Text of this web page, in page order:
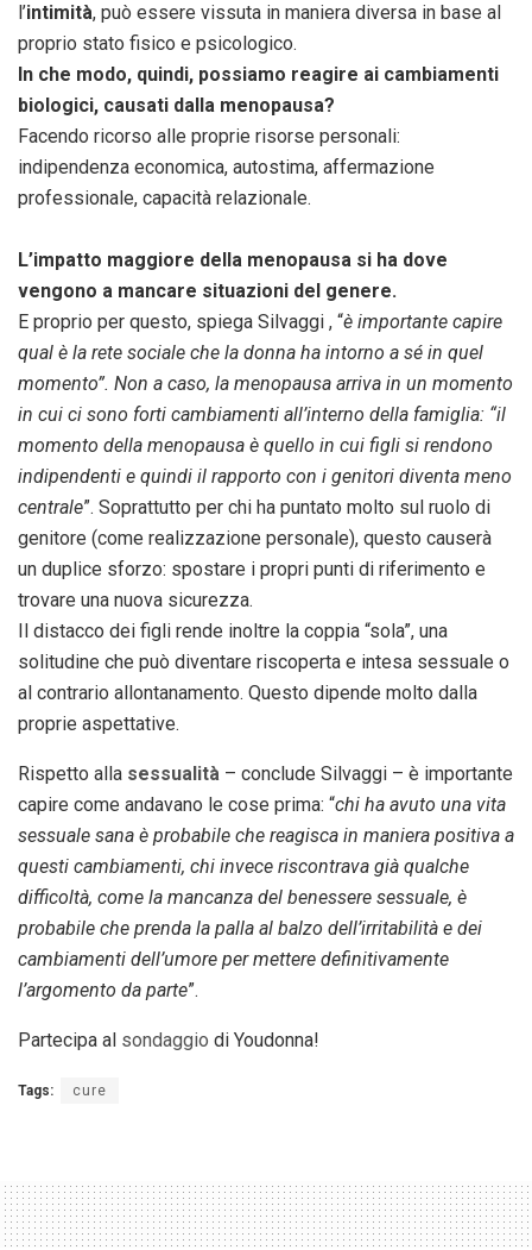
l’intimità, può essere vissuta in maniera diversa in base al
proprio stato fisico e psicologico.
In che modo, quindi, possiamo reagire ai cambiamenti
biologici, causati dalla menopausa?
Facendo ricorso alle proprie risorse personali:
indipendenza economica, autostima, affermazione
professionale, capacità relazionale.
L’impatto maggiore della menopausa si ha dove
vengono a mancare situazioni del genere.
E proprio per questo, spiega Silvaggi , “è importante capire
qual è la rete sociale che la donna ha intorno a sé in quel
momento”. Non a caso, la menopausa arriva in un momento
in cui ci sono forti cambiamenti all’interno della famiglia: “il
momento della menopausa è quello in cui figli si rendono
indipendenti e quindi il rapporto con i genitori diventa meno
centrale”. Soprattutto per chi ha puntato molto sul ruolo di
genitore (come realizzazione personale), questo causerà
un duplice sforzo: spostare i propri punti di riferimento e
trovare una nuova sicurezza.
Il distacco dei figli rende inoltre la coppia “sola”, una
solitudine che può diventare riscoperta e intesa sessuale o
al contrario allontanamento. Questo dipende molto dalla
proprie aspettative.
Rispetto alla sessualità – conclude Silvaggi – è importante
capire come andavano le cose prima: “chi ha avuto una vita
sessuale sana è probabile che reagisca in maniera positiva a
questi cambiamenti, chi invece riscontrava già qualche
difficoltà, come la mancanza del benessere sessuale, è
probabile che prenda la palla al balzo dell’irritabilità e dei
cambiamenti dell’umore per mettere definitivamente
l’argomento da parte”.
Partecipa al sondaggio di Youdonna!
Tags: cure